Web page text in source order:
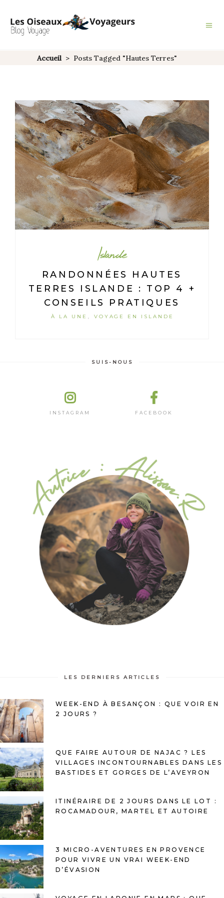
Accueil > Posts Tagged "Hautes Terres"
Islande
RANDONNÉES HAUTES
TERRES ISLANDE : TOP 4 +
CONSEILS PRATIQUES
À LA UNE VOYAGE EN ISLANDE
SUIS-NOUS
INSTAGRAM FACEBOOK
LES DERNIERS ARTICLES
WEEK-END À BESANÇON : QUE VOIR EN
2 JOURS ?
QUE FAIRE AUTOUR DE NAJAC ? LES
VILLAGES INCONTOURNABLES DANS LES
BASTIDES ET GORGES DE L’AVEYRON
ITINÉRAIRE DE 2 JOURS DANS LE LOT :
ROCAMADOUR, MARTEL ET AUTOIRE
3 MICRO-AVENTURES EN PROVENCE
POUR VIVRE UN VRAI WEEK-END
D’ÉVASION